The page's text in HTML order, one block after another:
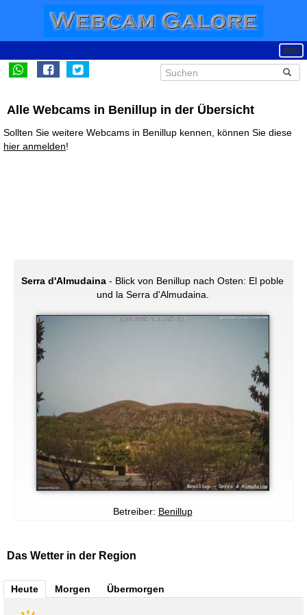
Alle Webcams in Benillup in der Übersicht
Sollten Sie weitere Webcams in Benillup kennen, können Sie diese
hier anmelden!
Serra d'Almudaina - Blick von Benillup nach Osten: El poble
und la Serra d'Almudaina.
Betreiber: Benillup
Das Wetter in der Region
Heute Morgen Übermorgen